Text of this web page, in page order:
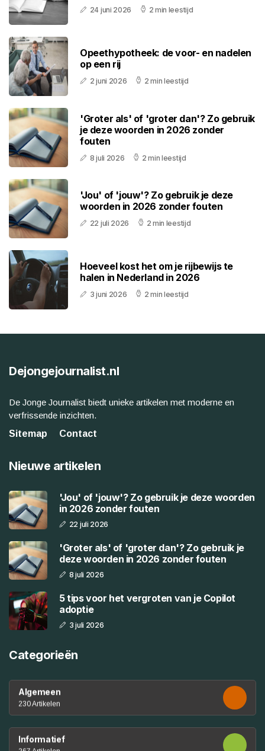
24 juni 2026 2 min leestijd
Opeethypotheek: de voor- en nadelen
op een rij
2 juni 2026 2 min leestijd
'Groter als' of 'groter dan'? Zo gebruik
je deze woorden in 2026 zonder
fouten
8 juli 2026 2 min leestijd
'Jou' of 'jouw'? Zo gebruik je deze
woorden in 2026 zonder fouten
22 juli 2026 2 min leestijd
Hoeveel kost het om je rijbewijs te
halen in Nederland in 2026
3 juni 2026 2 min leestijd
Dejongejournalist.nl
De Jonge Journalist biedt unieke artikelen met moderne en
verfrissende inzichten.
Sitemap
Contact
Nieuwe artikelen
'Jou' of 'jouw'? Zo gebruik je deze woorden
in 2026 zonder fouten
22 juli 2026
'Groter als' of 'groter dan'? Zo gebruik je
deze woorden in 2026 zonder fouten
8 juli 2026
5 tips voor het vergroten van je Copilot
adoptie
3 juli 2026
Categorieën
Algemeen
230 Artikelen
Informatief